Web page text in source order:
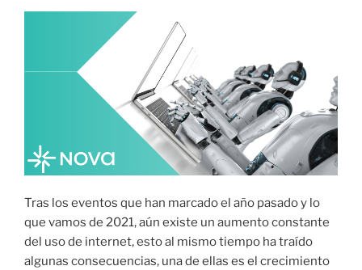
Tras los eventos que han marcado el año pasado y lo
que vamos de 2021, aún existe un aumento constante
del uso de internet, esto al mismo tiempo ha traído
algunas consecuencias, una de ellas es el crecimiento